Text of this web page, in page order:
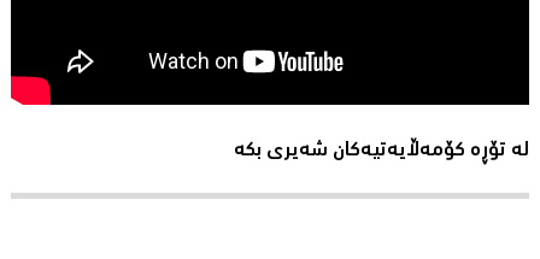
لە تۆڕە کۆمەڵایەتیەکان شەیری بکە